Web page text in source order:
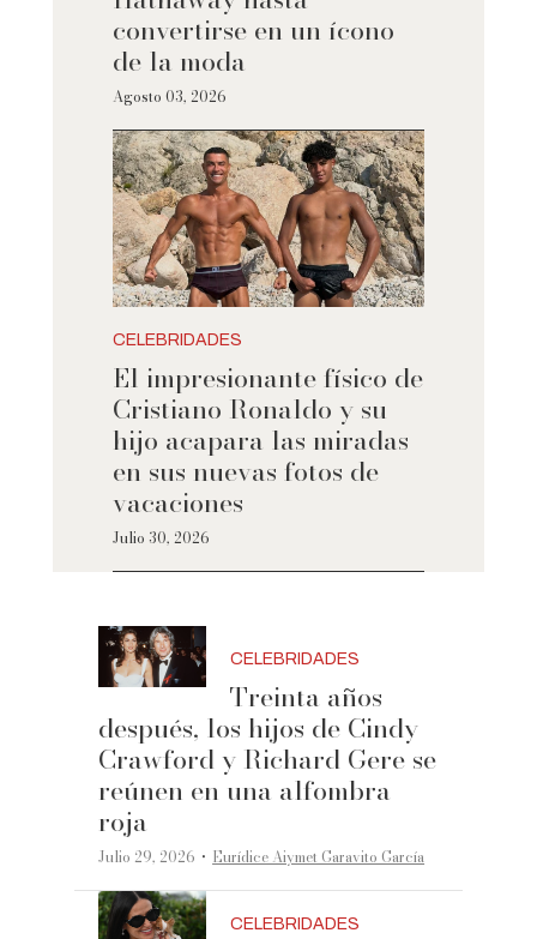
convertirse en un ícono
de la moda
Agosto 03, 2026
CELEBRIDADES
El impresionante físico de
Cristiano Ronaldo y su
hijo acapara las miradas
en sus nuevas fotos de
vacaciones
Julio 30, 2026
CELEBRIDADES
Treinta años
después, los hijos de Cindy
Crawford y Richard Gere se
reúnen en una alfombra
roja
Julio 29, 2026 ·Eurídice Aiymet Garavito García
CELEBRIDADES